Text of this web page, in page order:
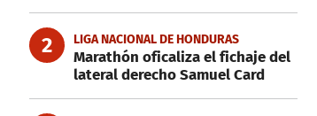
2 LIGA NACIONAL DE HONDURAS
Marathón oficaliza el fichaje del
lateral derecho Samuel Card